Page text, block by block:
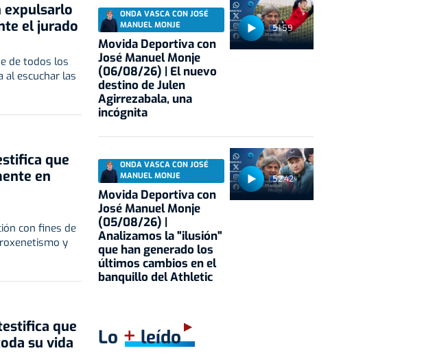
expulsarlo
el jurado
de todos los
al escuchar las
que
en
con fines de
y
que
su vida
51:59
ONDA VASCA CON JOSÉ
MANUEL MONJE
Movida Deportiva con
José Manuel Monje
(06/08/26) | El nuevo
destino de Julen
Agirrezabala, una
incógnita
52:42
ONDA VASCA CON JOSÉ
MANUEL MONJE
Movida Deportiva con
José Manuel Monje
(05/08/26) |
Analizamos la "ilusión"
que han generado los
últimos cambios en el
banquillo del Athletic
Lo +leído